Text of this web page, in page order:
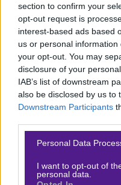
section to confirm your
opt-out request is
interest-based ads based
us or personal
your opt-out. You may
disclosure of your
IAB’s list of downstream
also be disclosed by us to
Downstream Participants
Please note that this
not limited to your visit or
grant or deny consent to
Personal Data
I want to opt-out of
personal data.
20/05 – 22:00
Οι αγώνες του Europa
παρακολούθηση μέσω
μπορείτε να δείτε
μέσα από τις νόμιμες